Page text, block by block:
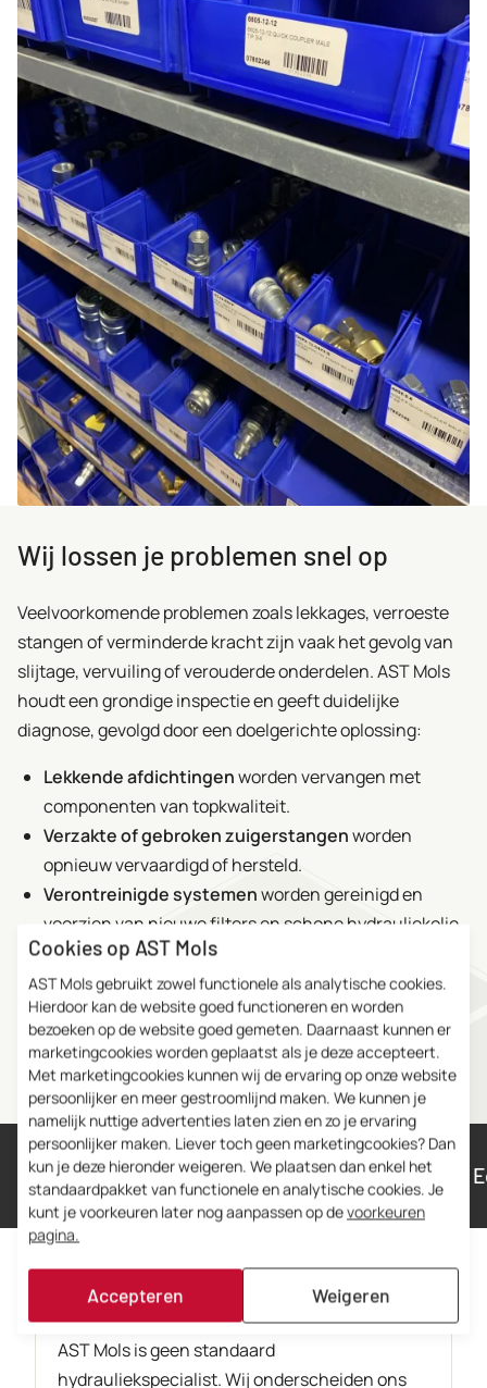
Wij lossen je problemen snel op
Veelvoorkomende problemen zoals lekkages, verroeste
stangen of verminderde kracht zijn vaak het gevolg van
slijtage, vervuiling of verouderde onderdelen. AST Mols
houdt een grondige inspectie en geeft duidelijke
diagnose, gevolgd door een doelgerichte oplossing:
Lekkende afdichtingenworden vervangen met
componenten van topkwaliteit.
Verzakte of gebroken zuigerstangenworden
opnieuw vervaardigd of hersteld.
Verontreinigde systemenworden gereinigd en
voorzien van nieuwe filters en schone hydrauliekolie.
op druk, dichtheid en functionaliteit, zodat jij er zeker van
bent dat alles weer draait zoals het hoort.
Eerlijk prijsniveau
Waarom kiezen voor AST Mols?
AST Mols is geen standaard
hydrauliekspecialist. Wij onderscheiden ons
Cookies op AST Mols
AST Mols gebruikt zowel functionele als analytische cookies.
Hierdoor kan de website goed functioneren en worden
bezoeken op de website goed gemeten. Daarnaast kunnen er
marketingcookies worden geplaatst als je deze accepteert.
Met marketingcookies kunnen wij de ervaring op onze website
persoonlijker en meer gestroomlijnd maken. We kunnen je
namelijk nuttige advertenties laten zien en zo je ervaring
persoonlijker maken. Liever toch geen marketingcookies? Dan
kun je deze hieronder weigeren. We plaatsen dan enkel het
standaardpakket van functionele en analytische cookies. Je
kunt je voorkeuren later nog aanpassen op devoorkeuren
pagina.
Accepteren Weigeren